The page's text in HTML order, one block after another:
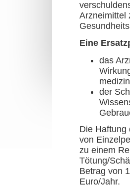
Arzneimittel
Eine
das
der
Die Haftung
von
zu einem
Tötung/
Betrag von
Euro/Jahr.